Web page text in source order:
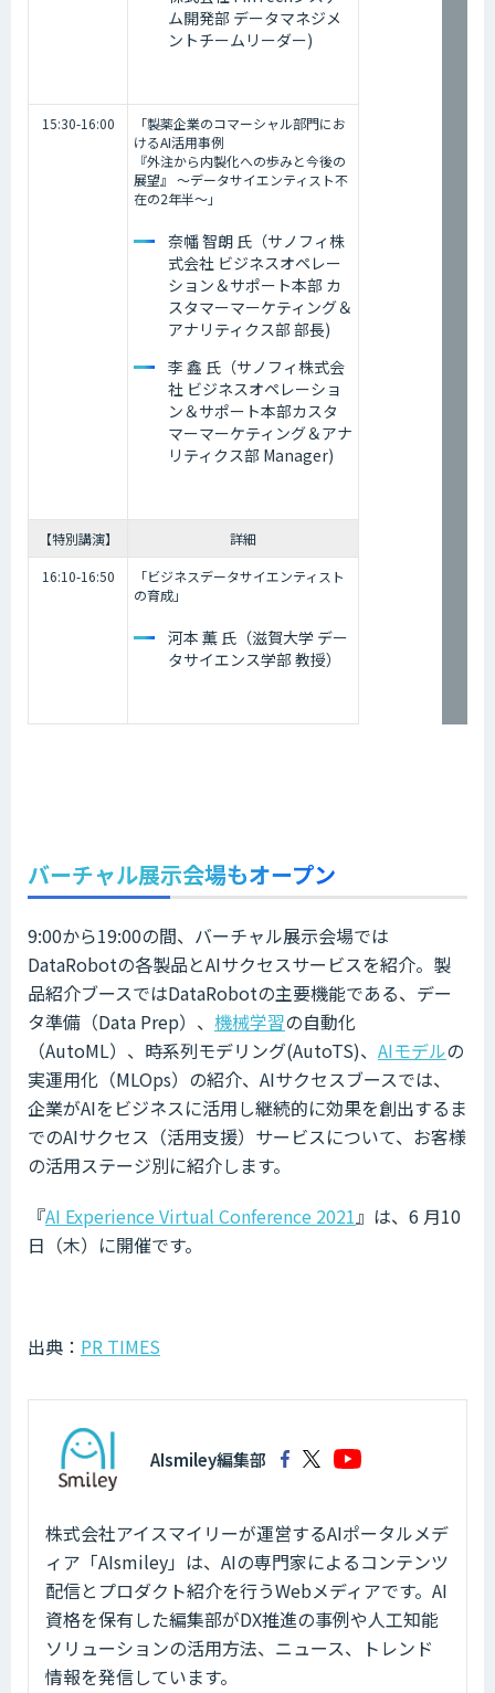
ム開発部 データマネジメ
ントチームリーダー)
15:30-16:00
「製薬企業のコマーシャル部門にお
けるAI活用事例
『外注から内製化への歩みと今後の
展望』 〜データサイエンティスト不
在の2年半〜」
奈幡 智朗 氏（サノフィ株
式会社 ビジネスオペレー
ション＆サポート本部 カ
スタマーマーケティング＆
アナリティクス部 部長)
李 鑫 氏（サノフィ株式会
社 ビジネスオペレーショ
ン＆サポート本部カスタ
マーマーケティング＆アナ
リティクス部 Manager)
【特別講演】
詳細
16:10-16:50
「ビジネスデータサイエンティスト
の育成」
河本 薫 氏（滋賀大学 デー
タサイエンス学部 教授）
バーチャル展示会場もオープン
9:00から19:00の間、バーチャル展示会場では
DataRobotの各製品とAIサクセスサービスを紹介。製
品紹介ブースではDataRobotの主要機能である、デー
タ準備（Data Prep）、 機械学習の自動化
（AutoML）、時系列モデリング(AutoTS)、 AIモデルの
実運用化（MLOps）の紹介、AIサクセスブースでは、
企業がAIをビジネスに活用し継続的に効果を創出するま
でのAIサクセス（活用支援）サービスについて、お客様
の活用ステージ別に紹介します。
『AI Experience Virtual Conference 2021』は、6 月10
日（木）に開催です。
出典： PR TIMES
AIsmiley編集部
株式会社アイスマイリーが運営するAIポータルメデ
ィア「AIsmiley」は、AIの専門家によるコンテンツ
配信とプロダクト紹介を行うWebメディアです。AI
資格を保有した編集部がDX推進の事例や人工知能
ソリューションの活用方法、ニュース、トレンド
情報を発信しています。